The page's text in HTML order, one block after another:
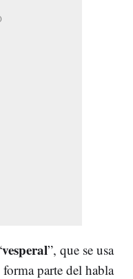
vesperal”, que se usa
parte del habla